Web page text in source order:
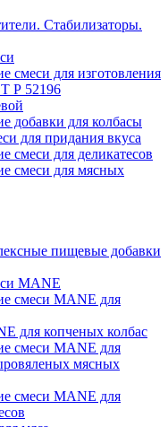
Стабилизаторы.
смеси для изготовления
Р 52196
добавки для колбасы
для придания вкуса
смеси для деликатесов
смеси для мясных
пищевые добавки
MANE
смеси MANE для
для копченых колбас
смеси MANE для
мясных
смеси MANE для